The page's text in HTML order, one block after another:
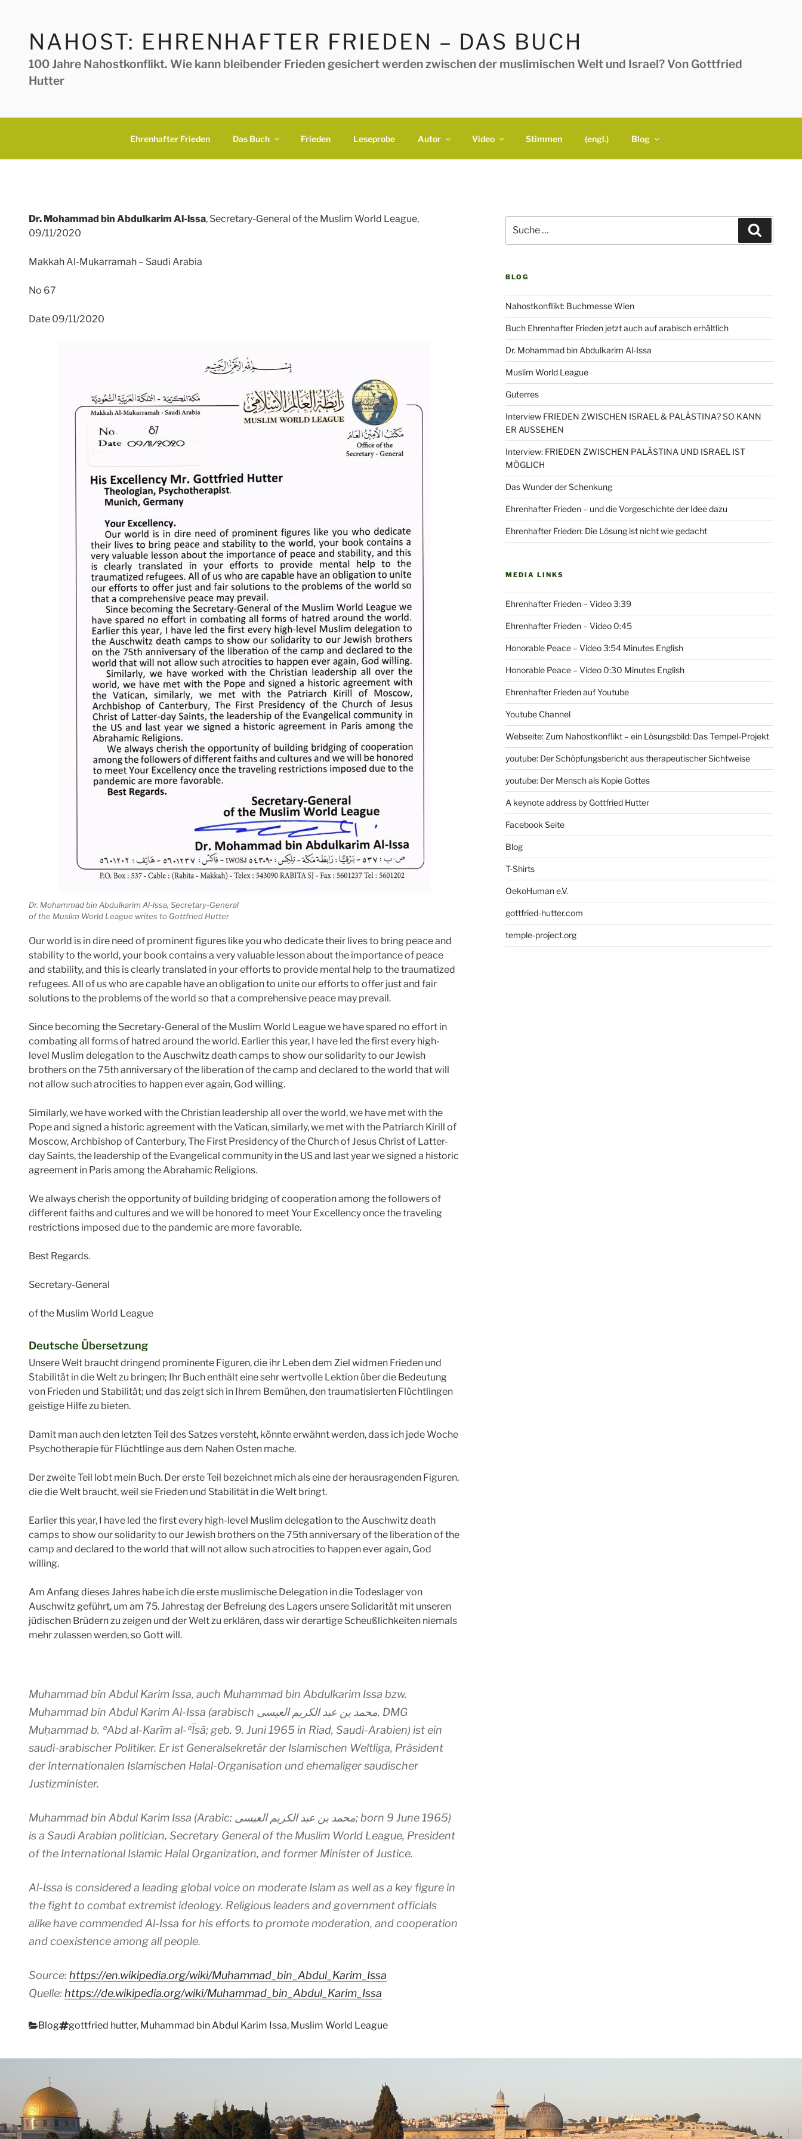
springenNAHOST: EHRENHAFTER FRIEDEN – DAS BUCH
100 Jahre Nahostkonflikt. Wie kann bleibender Frieden gesichert werden zwischen der muslimischen Welt und Israel? Von Gottfried
Hutter
Ehrenhafter Frieden Das Buch Frieden Leseprobe Autor Video Stimmen (engl.) Blog
Dr. Mohammad bin Abdulkarim Al-lssa, Secretary-General of the Muslim World League,
09/11/2020
Makkah Al-Mukarramah – Saudi Arabia
No 67
Date 09/11/2020
Dr. Mohammad bin Abdulkarim Al-lssa, Secretary-General
of the Muslim World League writes to Gottfried Hutter
Our world is in dire need of prominent figures like you who dedicate their lives to bring peace and
stability to the world, your book contains a very valuable lesson about the importance of peace
and stability, and this is clearly translated in your efforts to provide mental help to the traumatized
refugees. All of us who are capable have an obligation to unite our efforts to offer just and fair
solutions to the problems of the world so that a comprehensive peace may prevail.
Since becoming the Secretary-General of the Muslim World League we have spared no effort in
combating all forms of hatred around the world. Earlier this year, I have led the first every high-
level Muslim delegation to the Auschwitz death camps to show our solidarity to our Jewish
brothers on the 75th anniversary of the liberation of the camp and declared to the world that will
not allow such atrocities to happen ever again, God willing.
Similarly, we have worked with the Christian leadership all over the world, we have met with the
Pope and signed a historic agreement with the Vatican, similarly, we met with the Patriarch Kirill of
Moscow, Archbishop of Canterbury, The First Presidency of the Church of Jesus Christ of Latter-
day Saints, the leadership of the Evangelical community in the US and last year we signed a historic
agreement in Paris among the Abrahamic Religions.
We always cherish the opportunity of building bridging of cooperation among the followers of
different faiths and cultures and we will be honored to meet Your Excellency once the traveling
restrictions imposed due to the pandemic are more favorable.
Best Regards.
Secretary-General
of the Muslim World League
Deutsche Übersetzung
Unsere Welt braucht dringend prominente Figuren, die ihr Leben dem Ziel widmen Frieden und
Stabilität in die Welt zu bringen; Ihr Buch enthält eine sehr wertvolle Lektion über die Bedeutung
von Frieden und Stabilität; und das zeigt sich in Ihrem Bemühen, den traumatisierten Flüchtlingen
geistige Hilfe zu bieten.
Damit man auch den letzten Teil des Satzes versteht, könnte erwähnt werden, dass ich jede Woche
Psychotherapie für Flüchtlinge aus dem Nahen Osten mache.
Der zweite Teil lobt mein Buch. Der erste Teil bezeichnet mich als eine der herausragenden Figuren,
die die Welt braucht, weil sie Frieden und Stabilität in die Welt bringt.
Earlier this year, I have led the first every high-level Muslim delegation to the Auschwitz death
camps to show our solidarity to our Jewish brothers on the 75th anniversary of the liberation of the
camp and declared to the world that will not allow such atrocities to happen ever again, God
willing.
Am Anfang dieses Jahres habe ich die erste muslimische Delegation in die Todeslager von
Auschwitz geführt, um am 75. Jahrestag der Befreiung des Lagers unsere Solidarität mit unseren
jüdischen Brüdern zu zeigen und der Welt zu erklären, dass wir derartige Scheußlichkeiten niemals
mehr zulassen werden, so Gott will.
Muhammad bin Abdul Karim Issa, auch Muhammad bin Abdulkarim Issa bzw.
Muhammad bin Abdul Karim Al-Issa (arabisch محمد بن عبد الكريم العيسى, DMG
Muḥammad b. ʿAbd al-Karīm al-ʿĪsā; geb. 9. Juni 1965 in Riad, Saudi-Arabien) ist ein
saudi-arabischer Politiker. Er ist Generalsekretär der Islamischen Weltliga, Präsident
der Internationalen Islamischen Halal-Organisation und ehemaliger saudischer
Justizminister.
Muhammad bin Abdul Karim Issa (Arabic: محمد بن عبد الكريم العيسى‎; born 9 June 1965)
is a Saudi Arabian politician, Secretary General of the Muslim World League, President
of the International Islamic Halal Organization, and former Minister of Justice.
Al-Issa is considered a leading global voice on moderate Islam as well as a key figure in
the fight to combat extremist ideology. Religious leaders and government officials
alike have commended Al-Issa for his efforts to promote moderation, and cooperation
and coexistence among all people.
Source: https://en.wikipedia.org/wiki/Muhammad_bin_Abdul_Karim_Issa
Quelle: https://de.wikipedia.org/wiki/Muhammad_bin_Abdul_Karim_Issa
Kategorien
Blog Schlagwörter
gottfried hutter, Muhammad bin Abdul Karim Issa, Muslim World League
nach:
BLOG
Nahostkonflikt: Buchmesse Wien
Buch Ehrenhafter Frieden jetzt auch auf arabisch erhältlich
Dr. Mohammad bin Abdulkarim Al-Issa
Muslim World League
Guterres
Interview FRIEDEN ZWISCHEN ISRAEL & PALÄSTINA? SO KANN
ER AUSSEHEN
Interview: FRIEDEN ZWISCHEN PALÄSTINA UND ISRAEL IST
MÖGLICH
Das Wunder der Schenkung
Ehrenhafter Frieden – und die Vorgeschichte der Idee dazu
Ehrenhafter Frieden: Die Lösung ist nicht wie gedacht
MEDIA LINKS
Ehrenhafter Frieden – Video 3:39
Ehrenhafter Frieden – Video 0:45
Honorable Peace – Video 3:54 Minutes English
Honorable Peace – Video 0:30 Minutes English
Ehrenhafter Frieden auf Youtube
Youtube Channel
Webseite: Zum Nahostkonflikt – ein Lösungsbild: Das Tempel-Projekt
youtube: Der Schöpfungsbericht aus therapeutischer Sichtweise
youtube: Der Mensch als Kopie Gottes
A keynote address by Gottfried Hutter
Facebook Seite
Blog
T-Shirts
OekoHuman e.V.
gottfried-hutter.com
temple-project.org